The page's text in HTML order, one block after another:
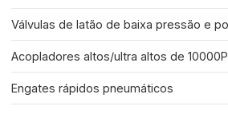
Válvulas de latão de baixa pressão e
Acopladores altos/ultra altos de
Engates rápidos pneumáticos